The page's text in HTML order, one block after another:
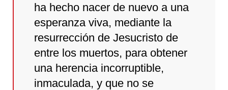
ha hecho nacer de nuevo a una
esperanza viva, mediante la
resurrección de Jesucristo de
entre los muertos, para obtener
una herencia incorruptible,
inmaculada, y que no se